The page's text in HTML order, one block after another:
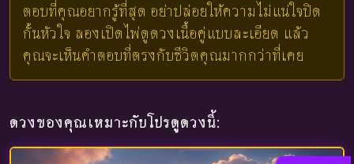
ตอบที่คุณอยากรู้ที่สุด อย่าปล่อยให้ความไม่แน่ใจปิด
กั้นหัวใจ ลองเปิดไพ่ดูดวงเนื้อคู่แบบละเอียด แล้ว
คุณจะเห็นคำตอบที่ตรงกับชีวิตคุณมากกว่าที่เคย
ดวงของคุณเหมาะกับโปรดูดวงนี้: